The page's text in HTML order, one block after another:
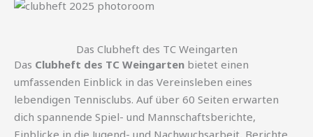
Das Clubheft des TC Weingarten
Das Clubheft des TC Weingarten bietet einen
umfassenden Einblick in das Vereinsleben eines
lebendigen Tennisclubs. Auf über 60 Seiten erwarten
dich spannende Spiel- und Mannschaftsberichte,
Einblicke in die Jugend- und Nachwuchsarbeit, Berichte